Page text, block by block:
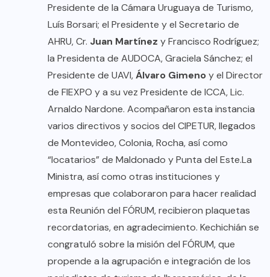
Presidente de la Cámara Uruguaya de Turismo,
Luís Borsari; el Presidente y el Secretario de
AHRU, Cr. Juan Martínez y Francisco Rodríguez;
la Presidenta de AUDOCA, Graciela Sánchez; el
Presidente de UAVI,Álvaro Gimenoy el Director
de FIEXPO y a su vez Presidente de ICCA, Lic.
Arnaldo Nardone. Acompañaron esta instancia
varios directivos y socios del CIPETUR, llegados
de Montevideo, Colonia, Rocha, así como
“locatarios” de Maldonado y Punta del Este.La
Ministra, así como otras instituciones y
empresas que colaboraron para hacer realidad
esta Reunión del FÓRUM, recibieron plaquetas
recordatorias, en agradecimiento. Kechichián se
congratuló sobre la misión del FÓRUM, que
propende a la agrupación e integración de los